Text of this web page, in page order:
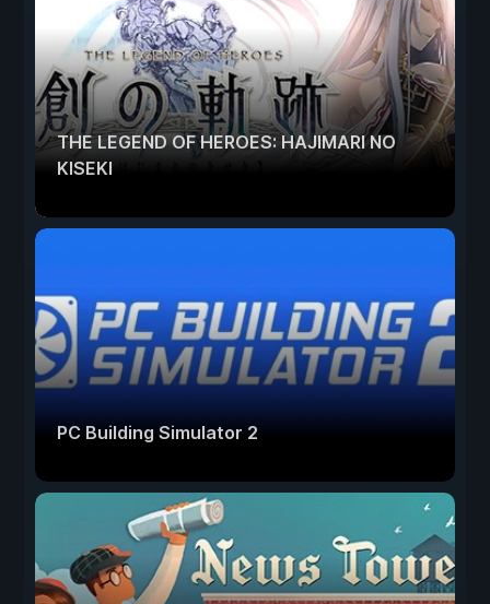
THE LEGEND OF HEROES: HAJIMARI NO
KISEKI
PC Building Simulator 2